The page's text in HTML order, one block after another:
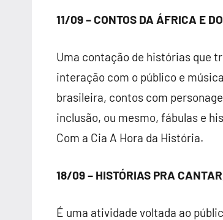
11/09 – CONTOS DA ÁFRICA E
Uma contação de histórias que
interação com o público e
brasileira, contos com
inclusão, ou mesmo, fábulas e
Com a Cia A Hora da História.
18/09 – HISTÓRIAS PRA
É uma atividade voltada ao